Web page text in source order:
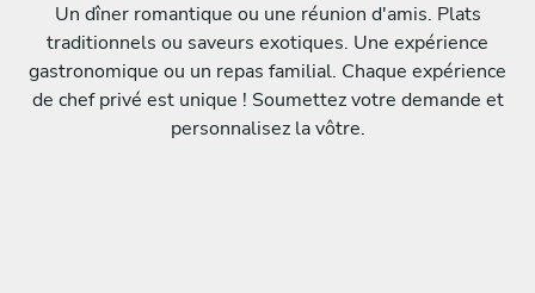
Un dîner romantique ou une réunion d'amis. Plats
traditionnels ou saveurs exotiques. Une expérience
gastronomique ou un repas familial. Chaque expérience
de chef privé est unique ! Soumettez votre demande et
personnalisez la vôtre.